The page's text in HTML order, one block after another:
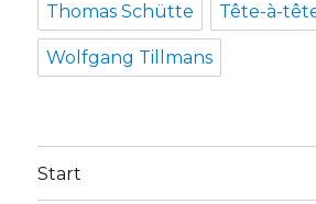
Thomas Schütte Tête-à-
Wolfgang Tillmans
Start